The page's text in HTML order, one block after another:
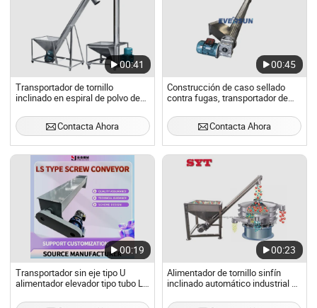
00:41
Transportador de tornillo
inclinado en espiral de polvo de
Contacta Ahora
00:45
Construcción de caso sellado
contra fugas, transportador de
Contacta Ahora
00:19
Transportador sin eje tipo U
alimentador elevador tipo tubo LS
automático alimentador de polvo
00:23
Alimentador de tornillo sinfín
inclinado automático industrial de